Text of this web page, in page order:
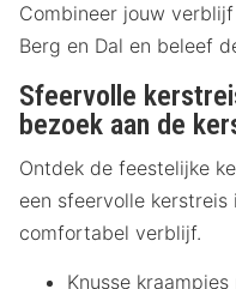
Combineer jouw
Berg en Dal en beleef
Sfeervolle
bezoek aan de
Ontdek de feestelijke
een sfeervolle kerstreis
comfortabel verblijf.
Knusse